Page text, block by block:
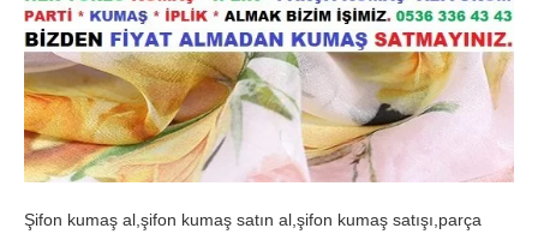
Şifon kumaş al,şifon kumaş satın al,şifon kumaş satışı,parça